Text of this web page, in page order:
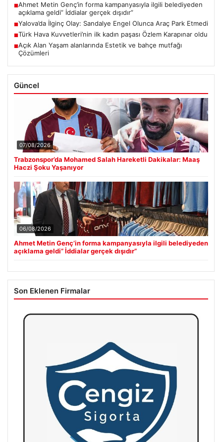
■Ahmet Metin Genç’in forma kampanyasıyla ilgili belediyeden
açıklama geldi” İddialar gerçek dışıdır”
■Yalova’da İlginç Olay: Sandalye Engel Olunca Araç Park Etmedi
■Türk Hava Kuvvetleri’nin ilk kadın paşası Özlem Karapınar oldu
■Açık Alan Yaşam alanlarında Estetik ve bahçe mutfağı
Çözümleri
Güncel
07/08/2026
Trabzonspor’da Mohamed Salah Hareketli Dakikalar: Maaş
Haczi Şoku Yaşanıyor
06/08/2026
Ahmet Metin Genç’in forma kampanyasıyla ilgili belediyeden
açıklama geldi” İddialar gerçek dışıdır”
Son Eklenen Firmalar